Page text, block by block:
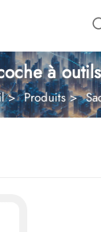
à outils
>Produits>